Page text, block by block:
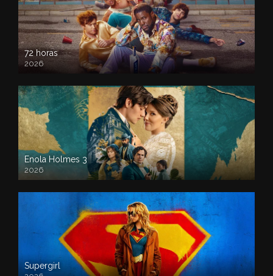
72 horas
2026
Enola Holmes 3
2026
Supergirl